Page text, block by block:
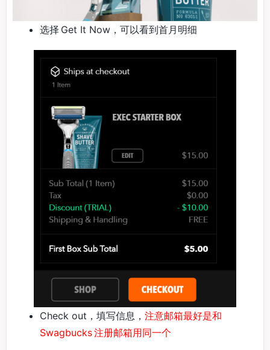
选择 Get It Now，可以看到首月明细
Check out，填写信息， 注意邮箱最好是和
Swagbucks 注册邮箱用同一个